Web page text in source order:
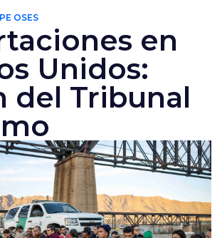
OSES
en
Unidos:
del Tribunal